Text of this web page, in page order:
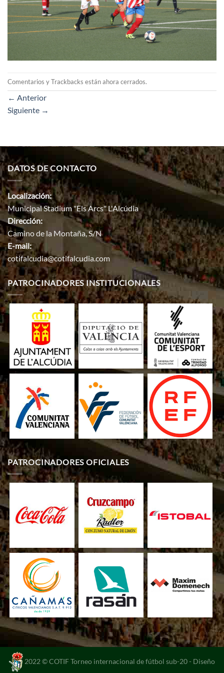
Comentarios y Trackbacks están ahora cerrados.
← Anterior
Siguiente →
DATOS DE CONTACTO
Localización:
Municipal Stadium "Els Arcs" L'Alcúdia
Dirección:
Camino de la Montaña, S/N
E-mail:
cotifalcudia@cotifalcudia.com
PATROCINADORES INSTITUCIONALES
PATROCINADORES OFICIALES
2022 © COTIF Torneo internacional de fútbol sub-20 - Diseño